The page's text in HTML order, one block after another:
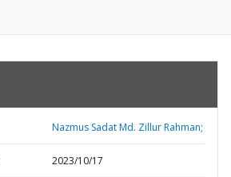
Nazmus Sadat Md. Zillur Rahman;
2023/10/17